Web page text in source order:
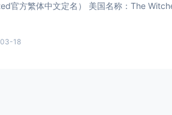
官方繁体中文定名） 美国名称：The
18